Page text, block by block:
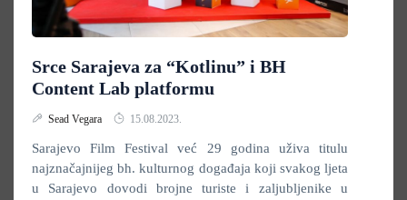
Srce Sarajeva za “Kotlinu” i BH
Content Lab platformu
Sead Vegara 15.08.2023.
Sarajevo Film Festival već 29 godina uživa titulu
najznačajnijeg bh. kulturnog događaja koji svakog ljeta
u Sarajevo dovodi brojne turiste i zaljubljenike u